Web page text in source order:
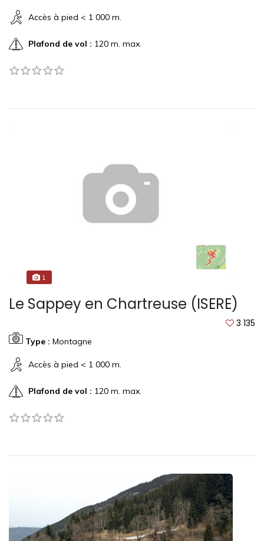
Accès à pied < 1 000 m.
Plafond de vol : 120 m. max.
1
Le Sappey en Chartreuse (ISERE)
3 135
Type : Montagne
Accès à pied < 1 000 m.
Plafond de vol : 120 m. max.